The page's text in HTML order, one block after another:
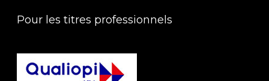
Pour les titres professionnels